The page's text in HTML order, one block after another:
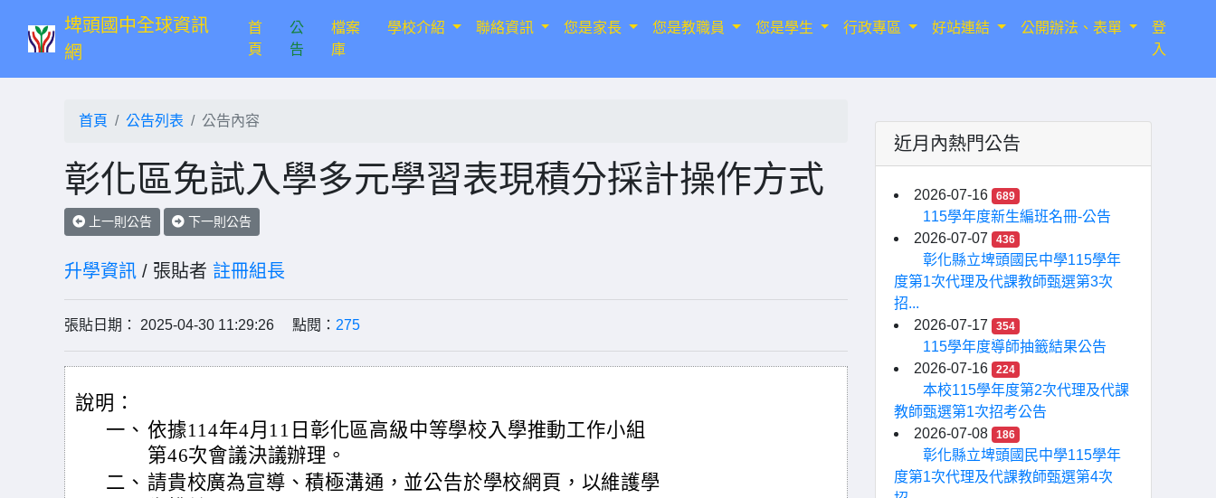
埤頭國中全球資訊
網
首
頁(current)
公
告
檔案
庫
學校介紹 聯絡資訊 您是家長 您是教職員 您是學生 行政專區 好站連結 公開辦法、表單
登
入
首頁 公告列表 公告內容
彰化區免試入學多元學習表現積分採計操作方式
上一則公告 下一則公告
升學資訊 / 張貼者 註冊組長
張貼日期： 2025-04-30 11:29:26 點閱： 275
說明：
一、 依據114年4月11日彰化區高級中等學校入學推動工作小組
第46次會議決議辦理。
二、 請貴校廣為宣導、積極溝通，並公告於學校網頁，以維護學
近月內熱門公告
2026-07-16 689
115學年度新生編班名冊-公告
2026-07-07
436
彰化縣立埤頭國民中學115學年
度第1次代理及代課教師甄選第3次
招...
2026-07-17
354
115學年度導師抽籤結果公告
2026-07-16
224
本校115學年度第2次代理及代課
教師甄選第1次招考公告
2026-07-08
186
彰化縣立埤頭國民中學115學年
度第1次代理及代課教師甄選第4次